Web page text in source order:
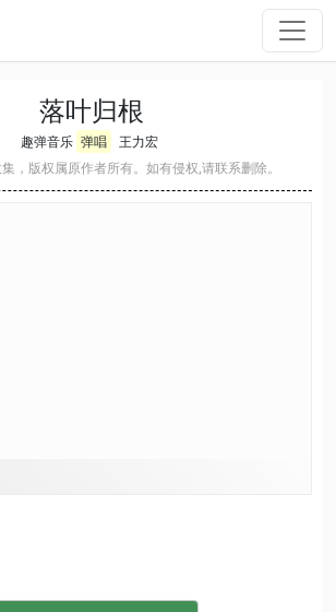
落叶归根
趣弹音乐 弹唱
王力宏
，版权属原作者所有。如有侵权,请联系删除。